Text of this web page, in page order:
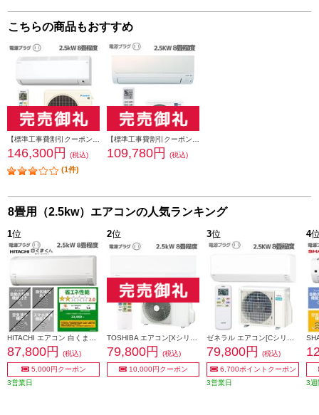
こちらの商品もおすすめ
146,300円 (税込)
(1件)
109,780円 (税込)
8畳用（2.5kw）エアコンの人気ランキング
1位
87,800円
(税込)
5,000円クーポン
3営業日
2位
79,800円
(税込)
10,000円クーポン
3位
79,800円
(税込)
6,700ポイントクーポン
3営業日
4
3週